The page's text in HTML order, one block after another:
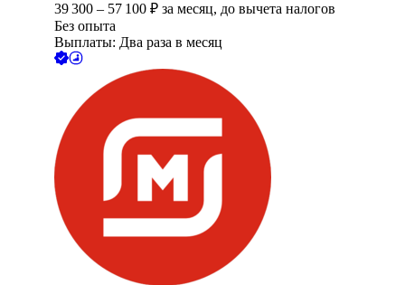
39 300 – 57 100 ₽ за месяц, до вычета налогов
Без опыта
Выплаты: Два раза в месяц